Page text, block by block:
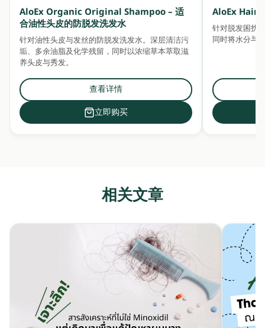
AloEx Organic Original Shampoo – 适
合油性头皮的防脱发洗发水
针对油性头皮与发丝的防脱发洗发水。深层清洁污
垢、多余油脂及化学残留，同时以浓缩草本萃取滋
养头皮与秀发。
查看详情
立即购买
AloEx Hair
针对脱发困扰
同时将水分与
相关文章